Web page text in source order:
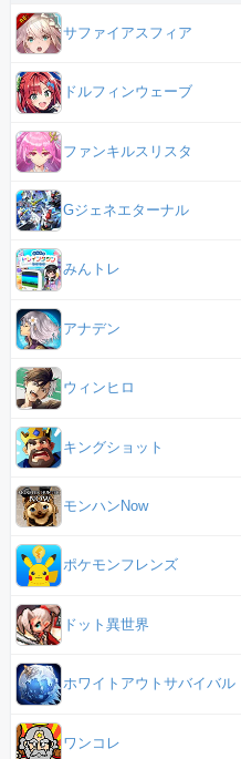
サファイアスフィア
ドルフィンウェーブ
ファンキルスリスタ
Gジェネエターナル
みんトレ
アナデン
ウィンヒロ
キングショット
モンハンNow
ポケモンフレンズ
ドット異世界
ホワイトアウトサバイバル
ワンコレ